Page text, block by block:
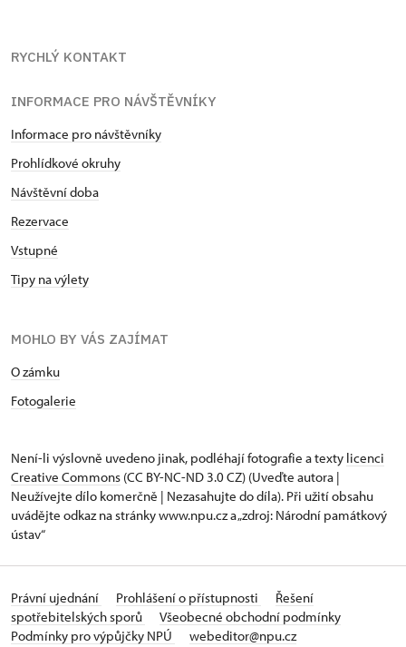
RYCHLÝ KONTAKT
INFORMACE PRO NÁVŠTĚVNÍKY
Informace pro návštěvníky
Prohlídkové okruhy
Návštěvní doba
Rezervace
Vstupné
Tipy na výlety
MOHLO BY VÁS ZAJÍMAT
O zámku
Fotogalerie
Není-li výslovně uvedeno jinak, podléhají fotografie a texty licenci
Creative Commons (CC BY-NC-ND 3.0 CZ) (Uveďte autora |
Neužívejte dílo komerčně | Nezasahujte do díla). Při užití obsahu
uvádějte odkaz na stránky www.npu.cz a „zdroj: Národní památkový
ústav“
Právní ujednání Prohlášení o přístupnosti
Řešení
spotřebitelských sporů
Všeobecné obchodní podmínky
Podmínky pro výpůjčky NPÚ
webeditor@npu.cz